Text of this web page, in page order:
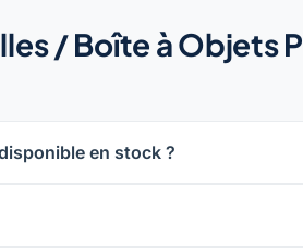
/ Boîte à Objets
en stock ?